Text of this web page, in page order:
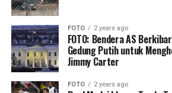
FOTO 2 years ago
FOTO: Bendera AS
Gedung Putih untuk
Jimmy Carter
FOTO 2 years ago